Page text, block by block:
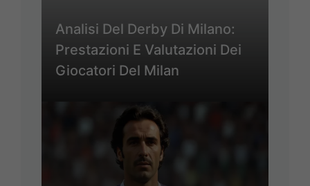
Analisi Del Derby Di Milano:
Prestazioni E Valutazioni Dei
Giocatori Del Milan